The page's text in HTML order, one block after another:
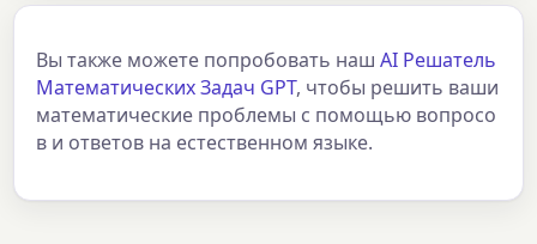
Вы также можете попробовать нашAI Решатель
Математических Задач GPT, чтобы решить ваши
математические проблемы с помощью вопросо
в и ответов на естественном языке.